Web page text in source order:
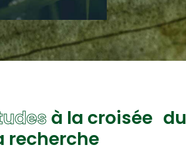
à la croisée du
recherche